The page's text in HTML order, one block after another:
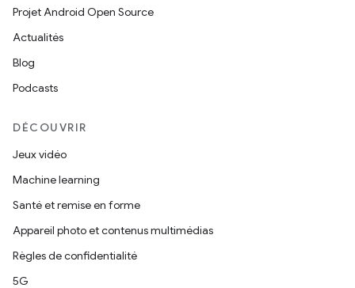
Projet Android Open Source
Actualités
Blog
Podcasts
DÉCOUVRIR
Jeux vidéo
Machine learning
Santé et remise en forme
Appareil photo et contenus multimédias
Règles de confidentialité
5G